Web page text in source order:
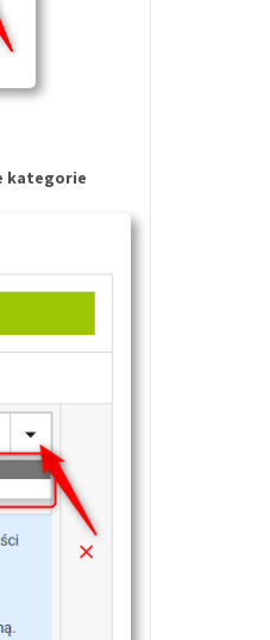
kategorie